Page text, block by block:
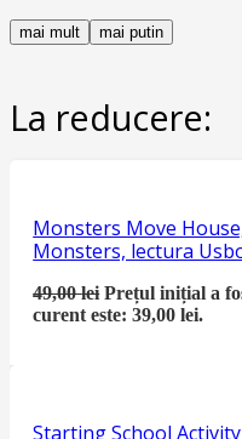
mai mult mai putin
La reducere:
Monsters Move
Monsters, lectura
49,00lei Prețul inițial a
curent este: 39,00 lei.
Starting School